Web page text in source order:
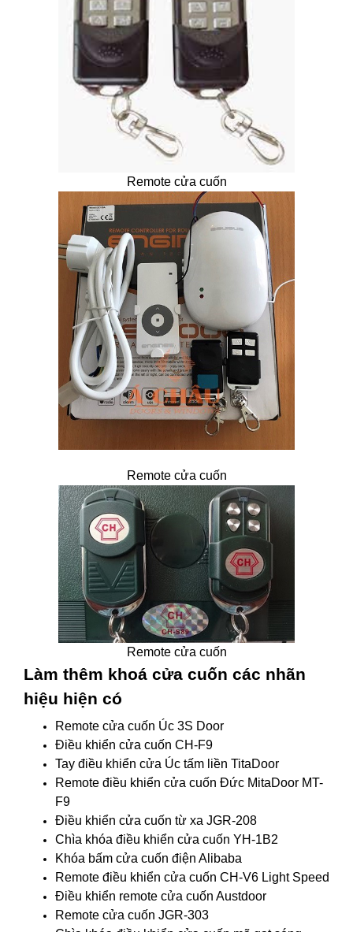
Remote cửa cuốn
Remote cửa cuốn
Remote cửa cuốn
Làm thêm khoá cửa cuốn các nhãn
hiệu hiện có
Remote cửa cuốn Úc 3S Door
Điều khiển cửa cuốn CH-F9
Tay điều khiển cửa Úc tấm liền TitaDoor
Remote điều khiển cửa cuốn Đức MitaDoor MT-
F9
Điều khiển cửa cuốn từ xa JGR-208
Chìa khóa điều khiển cửa cuốn YH-1B2
Khóa bấm cửa cuốn điện Alibaba
Remote điều khiển cửa cuốn CH-V6 Light Speed
Điều khiển remote cửa cuốn Austdoor
Remote cửa cuốn JGR-303